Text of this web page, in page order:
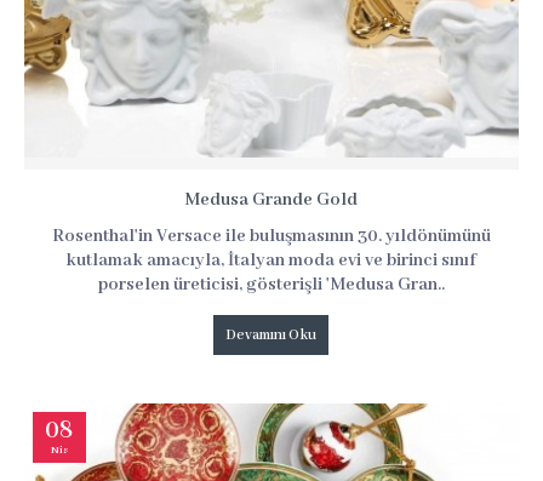
Medusa Grande Gold
Rosenthal'in Versace ile buluşmasının 30. yıldönümünü
kutlamak amacıyla, İtalyan moda evi ve birinci sınıf
porselen üreticisi, gösterişli 'Medusa Gran..
Devamını Oku
08
Nis